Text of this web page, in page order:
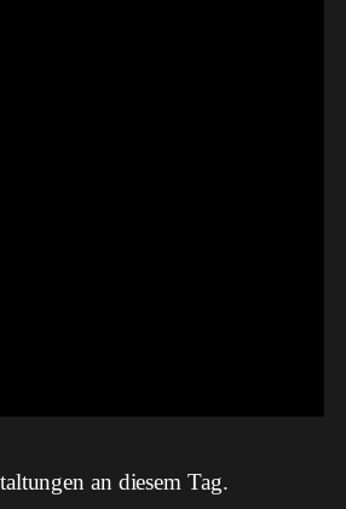
an diesem Tag.